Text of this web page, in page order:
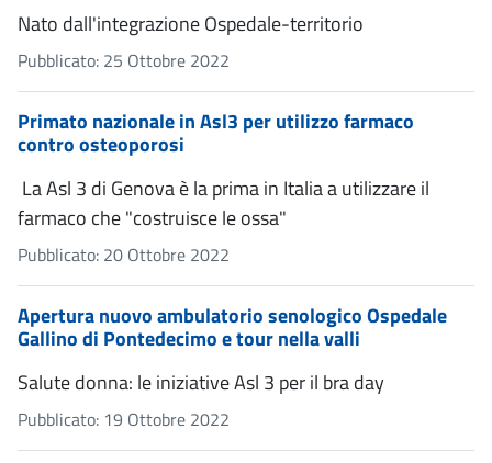
Nato dall'integrazione Ospedale-territorio
Pubblicato: 25 Ottobre 2022
Primato nazionale in Asl3 per utilizzo farmaco
contro osteoporosi
La Asl 3 di Genova è la prima in Italia a utilizzare il
farmaco che "costruisce le ossa"
Pubblicato: 20 Ottobre 2022
Apertura nuovo ambulatorio senologico Ospedale
Gallino di Pontedecimo e tour nella valli
Salute donna: le iniziative Asl 3 per il bra day
Pubblicato: 19 Ottobre 2022